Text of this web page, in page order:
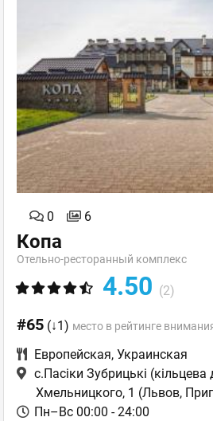
0 6
Копа
Отельно-ресторанный комплекс
4.50 (2)
#65 (↓1) место в рейтинге
Европейская, Украинская
с.Пасіки Зубрицькі (кільцева
Хмельницкого, 1 (Львов,
Пн–Вс 00:00 - 24:00